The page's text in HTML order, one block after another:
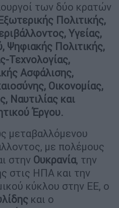
των δύο κρατών
Πολιτικής,
Υγείας,
Ψηφιακής Πολιτικής,
Τεχνολογίας,
Ασφάλισης,
Οικονομίας,
Ναυτιλίας και
Έργου.
μεταβαλλόμενου
με πολέμους
στην Ουκρανία, την
στις ΗΠΑ και την
κύκλου στην ΕΕ, ο
και ο